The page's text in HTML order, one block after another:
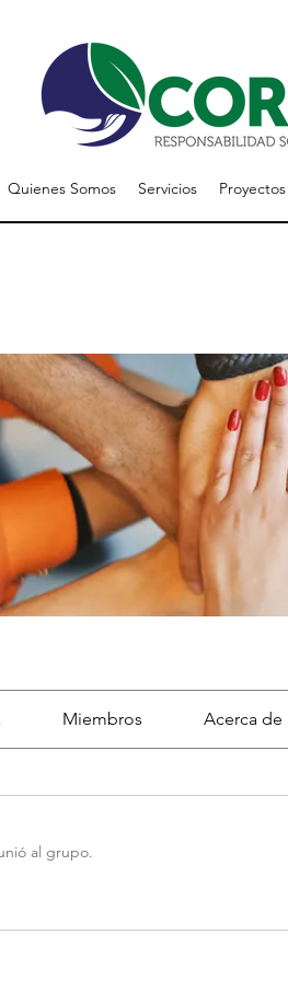
Quienes Somos Servicios Proyectos
Miembros Acerca de
al grupo.